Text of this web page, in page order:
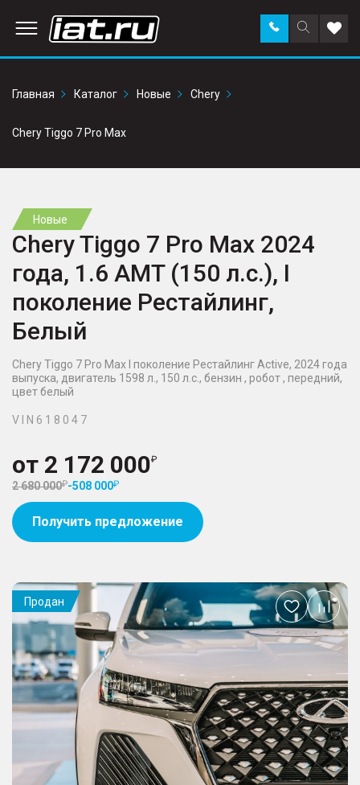
Поиск
по
Заказать
звонок в
Главная
Каталог Новые Chery
Chery Tiggo 7 Pro Max
Новые
Chery Tiggo 7 Pro Max 2024
года, 1.6 AMT (150 л.с.), I
поколение Рестайлинг,
Белый
Chery Tiggo 7 Pro Max I поколение Рестайлинг Active, 2024 года
выпуска, двигатель 1598 л., 150 л.с., бензин , робот , передний,
цвет белый
V I N 6 1 8 0 4 7
от 2 172 000
2 680 000 -508 000
Получить предложение
Продан
Добавить
в
избранное